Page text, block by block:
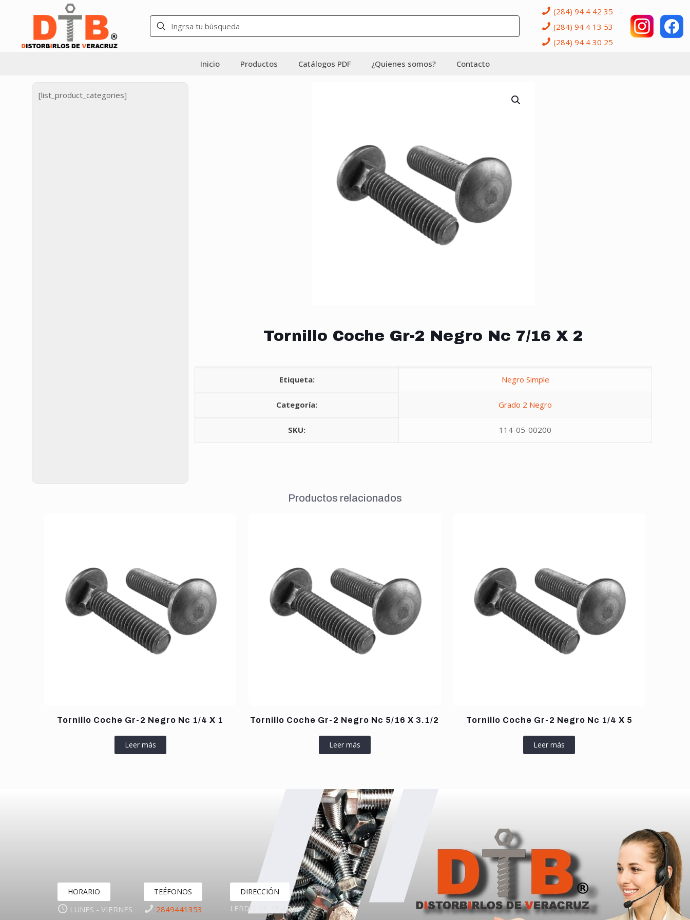
(284) 94 4 42 35
(284) 94 4 13 53
(284) 94 4 30 25
Inicio Productos Catálogos PDF ¿Quienes somos? Contacto
[list_product_categories]
Tornillo Coche Gr-2 Negro Nc 7/16 X 2
Etiqueta: Negro Simple
Categoría: Grado 2 Negro
SKU: 114-05-00200
Productos relacionados
Tornillo Coche Gr-2 Negro Nc 1/4 X 1
Leer más
Tornillo Coche Gr-2 Negro Nc 5/16 X 3.1/2
Leer más
Tornillo Coche Gr-2 Negro Nc 1/4 X 5
Leer más
HORARIO
LUNES - VIERNES
TEÉFONOS
2849441353
DIRECCIÓN
LERDO DE TEJADA,